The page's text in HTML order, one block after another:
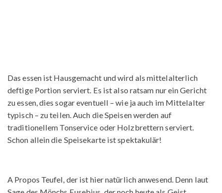
Das essen ist Hausgemacht und wird als mittelalterlich
deftige Portion serviert. Es ist also ratsam nur ein Gericht
zu essen, dies sogar eventuell – wie ja auch im Mittelalter
typisch – zu teilen. Auch die Speisen werden auf
traditionellem Tonservice oder Holzbrettern serviert.
Schon allein die Speisekarte ist spektakulär!
A Propos Teufel, der ist hier natürlich anwesend. Denn laut